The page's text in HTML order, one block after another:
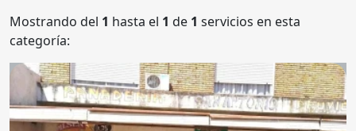
Mostrando del 1 hasta el 1 de 1 servicios en esta
categoría: